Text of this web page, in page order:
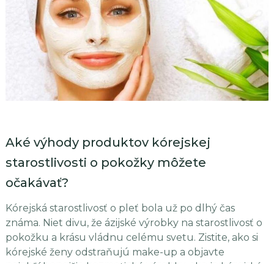
Aké výhody produktov kórejskej
starostlivosti o pokožky môžete
očakávať?
Kórejská starostlivosť o pleť bola už po dlhý čas
známa. Niet divu, že ázijské výrobky na starostlivosť o
pokožku a krásu vládnu celému svetu. Zistite, ako si
kórejské ženy odstraňujú make-up a objavte